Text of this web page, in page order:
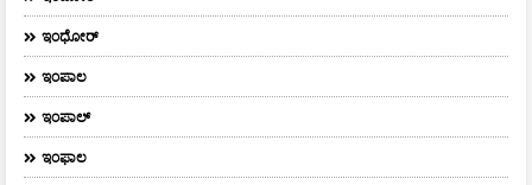
ಇಂಧೋರ್
ಇಂಪಾಲ
ಇಂಪಾಲ್‌
ಇಂಫಾಲ